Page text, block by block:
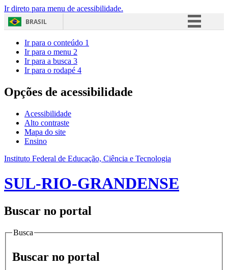
Ir direto para menu de acessibilidade.
BRASIL
Acesso à informação
Ir para o conteúdo 1
Ir para o menu 2
Ir para a busca 3
Ir para o rodapé 4
Opções de acessibilidade
Acessibilidade
Alto contraste
Mapa do site
Ensino
Instituto Federal de Educação, Ciência e Tecnologia
SUL-RIO-GRANDENSE
Buscar no portal
Busca
Buscar no portal